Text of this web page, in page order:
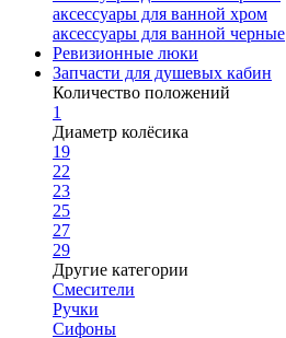
аксессуары для ванной хром
аксессуары для ванной черные
Ревизионные люки
Запчасти для душевых кабин
Количество положений
1
Диаметр колёсика
19
22
23
25
27
29
Другие категории
Смесители
Ручки
Сифоны